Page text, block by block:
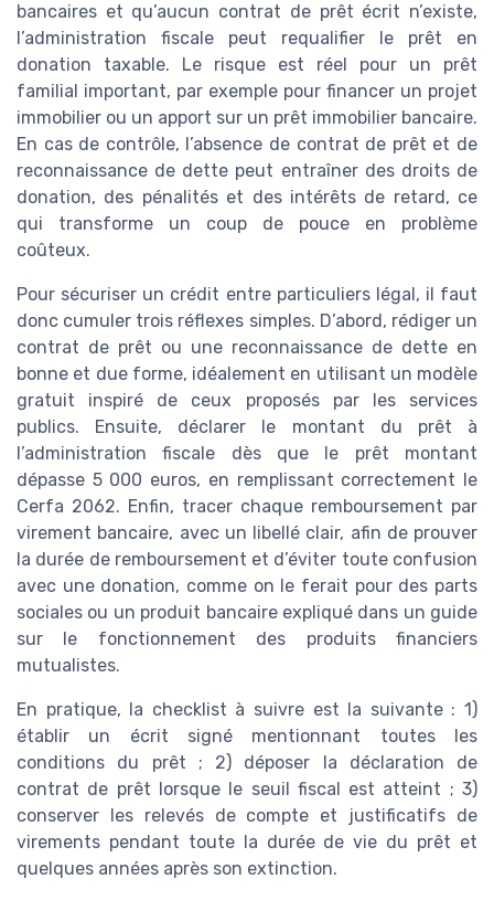
bancaires et qu’aucun contrat de prêt écrit n’existe,
l’administration fiscale peut requalifier le prêt en
donation taxable. Le risque est réel pour un prêt
familial important, par exemple pour financer un projet
immobilier ou un apport sur un prêt immobilier bancaire.
En cas de contrôle, l’absence de contrat de prêt et de
reconnaissance de dette peut entraîner des droits de
donation, des pénalités et des intérêts de retard, ce
qui transforme un coup de pouce en problème
coûteux.
Pour sécuriser un crédit entre particuliers légal, il faut
donc cumuler trois réflexes simples. D’abord, rédiger un
contrat de prêt ou une reconnaissance de dette en
bonne et due forme, idéalement en utilisant un modèle
gratuit inspiré de ceux proposés par les services
publics. Ensuite, déclarer le montant du prêt à
l’administration fiscale dès que le prêt montant
dépasse 5 000 euros, en remplissant correctement le
Cerfa 2062. Enfin, tracer chaque remboursement par
virement bancaire, avec un libellé clair, afin de prouver
la durée de remboursement et d’éviter toute confusion
avec une donation, comme on le ferait pour des parts
sociales ou un produit bancaire expliqué dans un guide
sur le fonctionnement des produits financiers
mutualistes.
En pratique, la checklist à suivre est la suivante : 1)
établir un écrit signé mentionnant toutes les
conditions du prêt ; 2) déposer la déclaration de
contrat de prêt lorsque le seuil fiscal est atteint ; 3)
conserver les relevés de compte et justificatifs de
virements pendant toute la durée de vie du prêt et
quelques années après son extinction.